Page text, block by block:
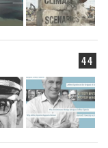
44